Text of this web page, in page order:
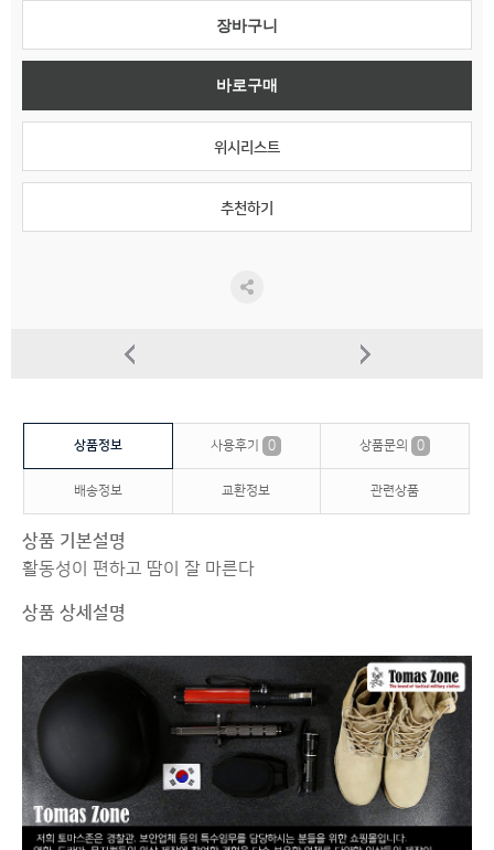
장바구니
바로구매
위시리스트
추천하기
상품정보 사용후기 0 상품문의 0
배송정보 교환정보 관련상품
상품 기본설명
활동성이 편하고 땀이 잘 마른다
상품 상세설명